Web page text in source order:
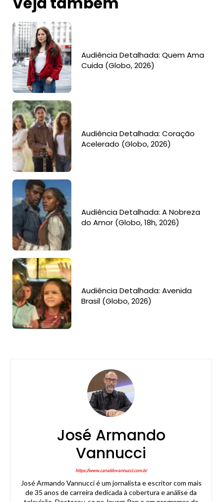
Audiência Detalhada: Quem Ama
Cuida (Globo, 2026)
Audiência Detalhada: Coração
Acelerado (Globo, 2026)
Audiência Detalhada: A Nobreza
do Amor (Globo, 18h, 2026)
Audiência Detalhada: Avenida
Brasil (Globo, 2026)
José Armando
Vannucci
https://www.canaldovannucci.com.br
José Armando Vannucci é um jornalista e escritor com mais
de 35 anos de carreira dedicada à cobertura e análise da